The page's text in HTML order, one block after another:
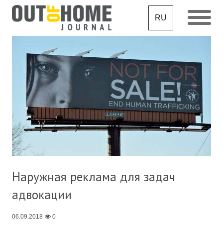
RU
Наружная реклама для задач
адвокации
06.09.2018 0